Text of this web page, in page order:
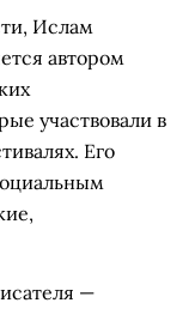
Ислам
автором
участвовали в
Его
—